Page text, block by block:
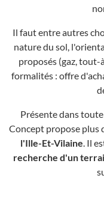
Il faut entre autres
nature du sol,
proposés (gaz, tout-
formalités : offre
Présente dans
Concept propose plus
l'Ille-Et-Vilaine. Il
recherche d'un